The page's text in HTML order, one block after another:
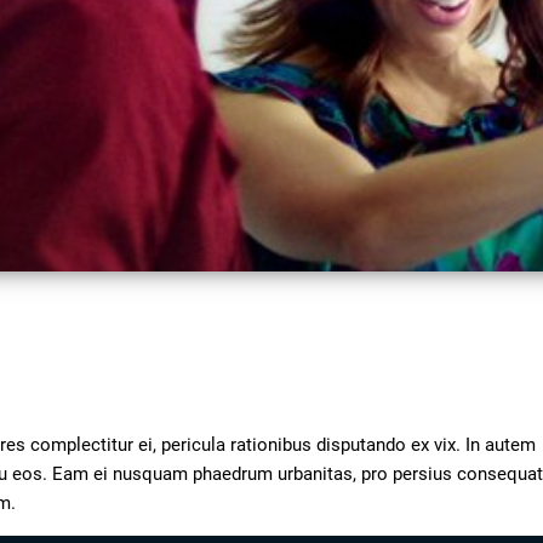
Video
complectitur ei, pericula rationibus disputando ex vix. In autem
Eam ei nusquam phaedrum urbanitas, pro persius consequat